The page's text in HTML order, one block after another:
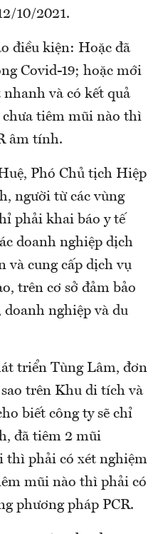
10/2021.
điều kiện: Hoặc đã
Covid-19; hoặc mới
và có kết quả
tiêm mũi nào thì
âm tính.
Phó Chủ tịch Hiệp
người từ các vùng
phải khai báo y tế
doanh nghiệp dịch
và cung cấp dịch vụ
trên cơ sở đảm bảo
doanh nghiệp và du
triển Tùng Lâm, đơn
trên Khu di tích và
biết công ty sẽ chỉ
đã tiêm 2 mũi
thì phải có xét nghiệm
mũi nào thì phải có
phương pháp PCR.